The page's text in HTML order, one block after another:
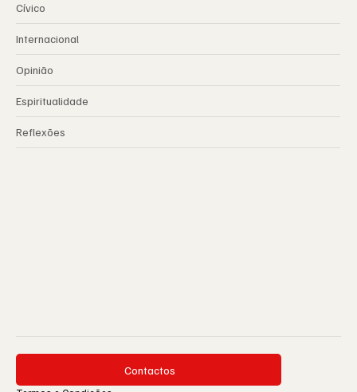
Cívico
Internacional
Opinião
Espiritualidade
Reflexões
Contactos